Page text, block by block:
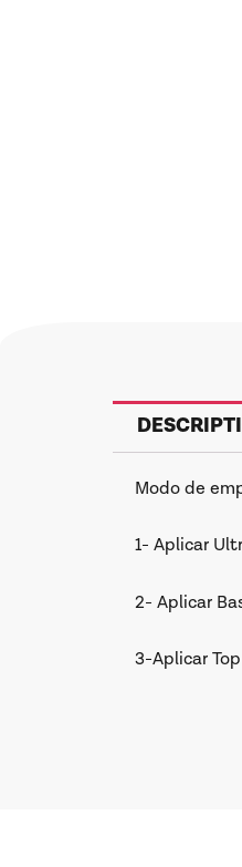
Modo de
1- Aplicar
2- Aplicar
3-Aplicar